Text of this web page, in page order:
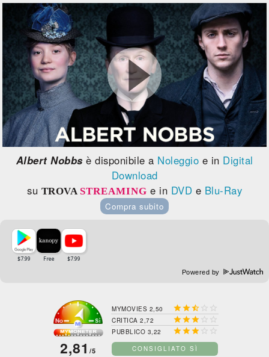
Albert Nobbsè disponibile a Noleggio e in Digital
Download
su TROVA STREAMING e in DVD e Blu-Ray
Compra subito
Powered by
2,81 /5
MYMOVIES 2,50   
CRITICA 2,72   
PUBBLICO 3,22   
CONSIGLIATO SÌ